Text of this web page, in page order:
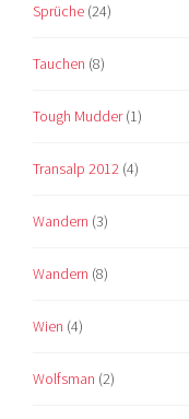
Sprüche (24)
Tauchen (8)
Tough Mudder(1)
Transalp 2012 (4)
Wandern (3)
Wandern (8)
Wien (4)
Wolfsman (2)